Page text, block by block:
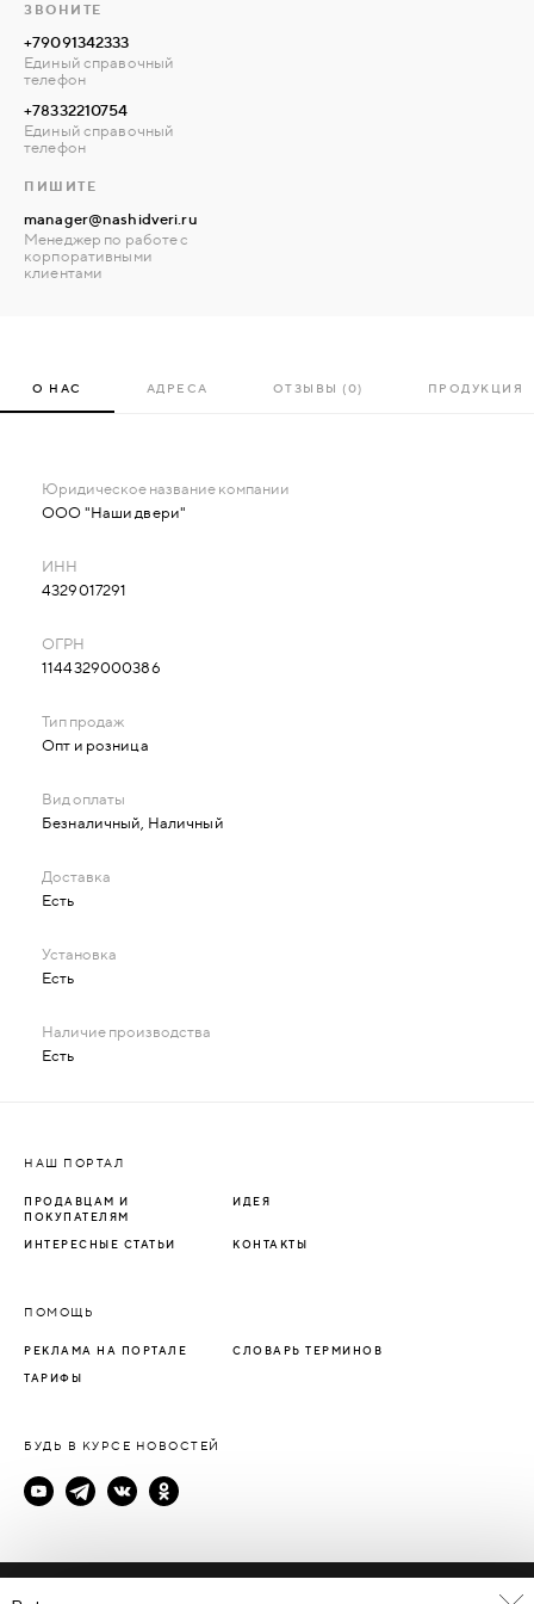
ЗВОНИТЕ
+79091342333
Единый справочный
телефон
+78332210754
Единый справочный
телефон
ПИШИТЕ
manager@nashidveri.ru
Менеджер по работе с
корпоративными
клиентами
О НАС АДРЕСА ОТЗЫВЫ (0) ПРОДУКЦИЯ
ООО "Наши двери"
4329017291
1144329000386
Опт и розница
Безналичный, Наличный
Есть
Есть
Есть
НАШ ПОРТАЛ
ПРОДАВЦАМ И
ПОКУПАТЕЛЯМ
ИДЕЯ
ИНТЕРЕСНЫЕ СТАТЬИ КОНТАКТЫ
ПОМОЩЬ
РЕКЛАМА НА ПОРТАЛЕ СЛОВАРЬ ТЕРМИНОВ
ТАРИФЫ
БУДЬ В КУРСЕ НОВОСТЕЙ